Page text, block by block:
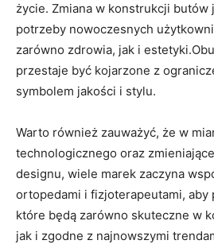
życie. Zmiana w konstrukcji butów
potrzeby nowoczesnych
zarówno zdrowia, jak i
przestaje być kojarzone z
symbolem jakości i stylu.
Warto również zauważyć, że w
technologicznego oraz
designu, wiele marek zaczyna
ortopedami i fizjoterapeutami, aby
które będą zarówno skuteczne w
jak i zgodne z najnowszymi